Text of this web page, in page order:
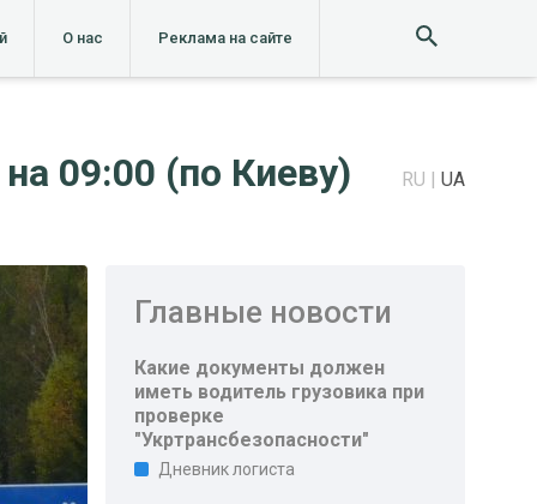
О нас Реклама на сайте
09:00 (по Киеву) RU UA
Главные новости
Какие документы должен
иметь водитель грузовика при
проверке
"Укртрансбезопасности"
Дневник логиста